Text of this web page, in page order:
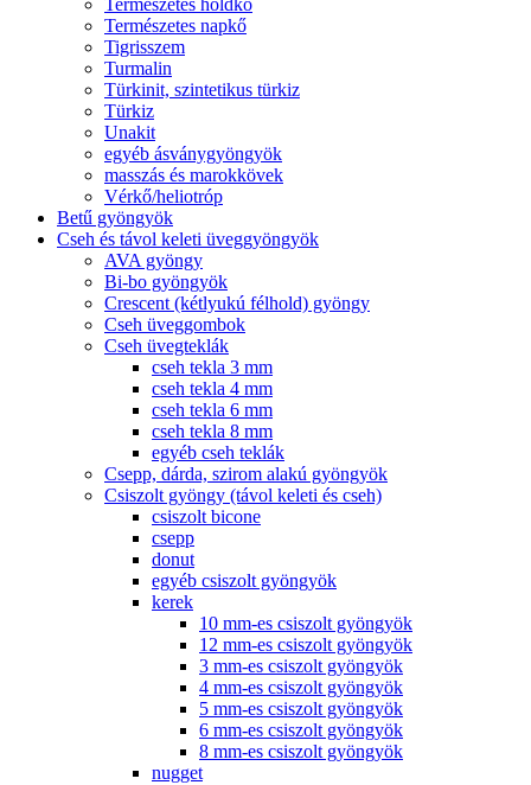
Természetes holdkő
Természetes napkő
Tigrisszem
Turmalin
Türkinit, szintetikus türkiz
Türkiz
Unakit
egyéb ásványgyöngyök
masszás és marokkövek
Vérkő/heliotróp
Betű gyöngyök
Cseh és távol keleti üveggyöngyök
AVA gyöngy
Bi-bo gyöngyök
Crescent (kétlyukú félhold) gyöngy
Cseh üveggombok
Cseh üvegteklák
cseh tekla 3 mm
cseh tekla 4 mm
cseh tekla 6 mm
cseh tekla 8 mm
egyéb cseh teklák
Csepp, dárda, szirom alakú gyöngyök
Csiszolt gyöngy (távol keleti és cseh)
csiszolt bicone
csepp
donut
egyéb csiszolt gyöngyök
kerek
10 mm-es csiszolt gyöngyök
12 mm-es csiszolt gyöngyök
3 mm-es csiszolt gyöngyök
4 mm-es csiszolt gyöngyök
5 mm-es csiszolt gyöngyök
6 mm-es csiszolt gyöngyök
8 mm-es csiszolt gyöngyök
nugget